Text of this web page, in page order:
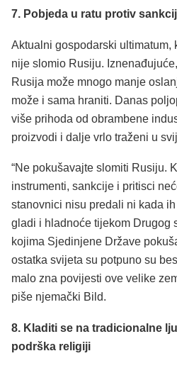
7. Pobjeda u ratu protiv
Aktualni gospodarski ultimatum,
nije slomio Rusiju.
Rusija može mnogo manje
može i sama hraniti. Danas
više prihoda od obrambene
proizvodi i dalje vrlo traženi u
“Ne pokušavajte slomiti Rusiju.
instrumenti, sankcije i pritisci
stanovnici nisu predali ni kada
gladi i hladnoće tijekom Drugog
kojima Sjedinjene Države
ostatka svijeta su potpuno su
malo zna povijesti ove velike
piše njemački Bild.
8. Kladiti se na tradicionalne
podrška religiji